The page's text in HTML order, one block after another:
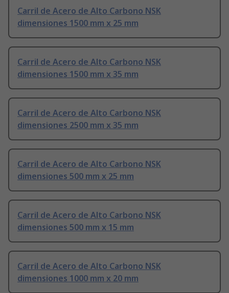
Carril de Acero de Alto Carbono NSK
dimensiones 1500 mm x 25 mm
Carril de Acero de Alto Carbono NSK
dimensiones 1500 mm x 35 mm
Carril de Acero de Alto Carbono NSK
dimensiones 2500 mm x 35 mm
Carril de Acero de Alto Carbono NSK
dimensiones 500 mm x 25 mm
Carril de Acero de Alto Carbono NSK
dimensiones 500 mm x 15 mm
Carril de Acero de Alto Carbono NSK
dimensiones 1000 mm x 20 mm